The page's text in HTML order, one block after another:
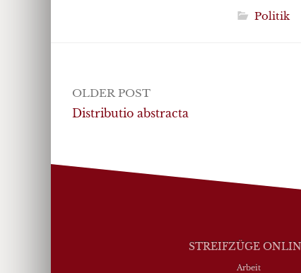
Politik
Post
navigation
OLDER POST
Distributio abstracta
STREIFZÜGE
Arbeit